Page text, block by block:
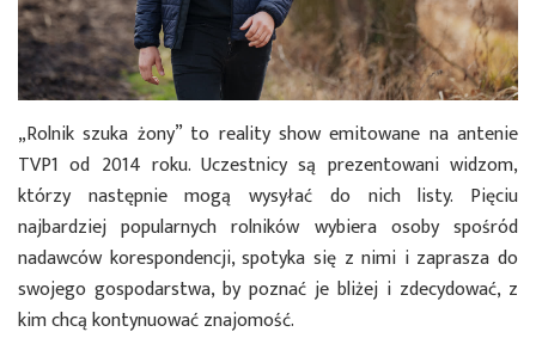
„Rolnik szuka żony” to reality show emitowane na antenie
TVP1 od 2014 roku. Uczestnicy są prezentowani widzom,
którzy następnie mogą wysyłać do nich listy. Pięciu
najbardziej popularnych rolników wybiera osoby spośród
nadawców korespondencji, spotyka się z nimi i zaprasza do
swojego gospodarstwa, by poznać je bliżej i zdecydować, z
kim chcą kontynuować znajomość.